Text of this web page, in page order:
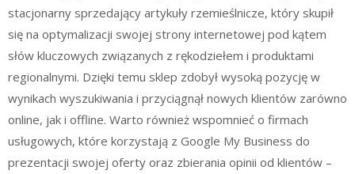
stacjonarny sprzedający artykuły rzemieślnicze, który skupił
się na optymalizacji swojej strony internetowej pod kątem
słów kluczowych związanych z rękodziełem i produktami
regionalnymi. Dzięki temu sklep zdobył wysoką pozycję w
wynikach wyszukiwania i przyciągnął nowych klientów zarówno
online, jak i offline. Warto również wspomnieć o firmach
usługowych, które korzystają z Google My Business do
prezentacji swojej oferty oraz zbierania opinii od klientów –